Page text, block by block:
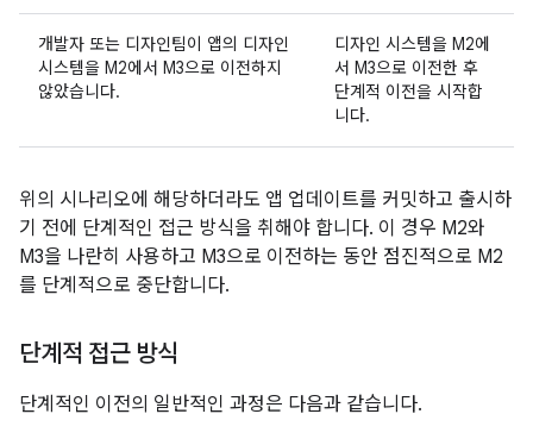
개발자 또는 디자인팀이 앱의 디자인
시스템을 M2에서 M3으로 이전하지
않았습니다.
디자인 시스템을 M2에
서 M3으로 이전한 후
단계적 이전을 시작합
니다.
위의 시나리오에 해당하더라도 앱 업데이트를 커밋하고 출시하
기 전에 단계적인 접근 방식을 취해야 합니다. 이 경우 M2와
M3을 나란히 사용하고 M3으로 이전하는 동안 점진적으로 M2
를 단계적으로 중단합니다.
단계적 접근 방식
단계적인 이전의 일반적인 과정은 다음과 같습니다.